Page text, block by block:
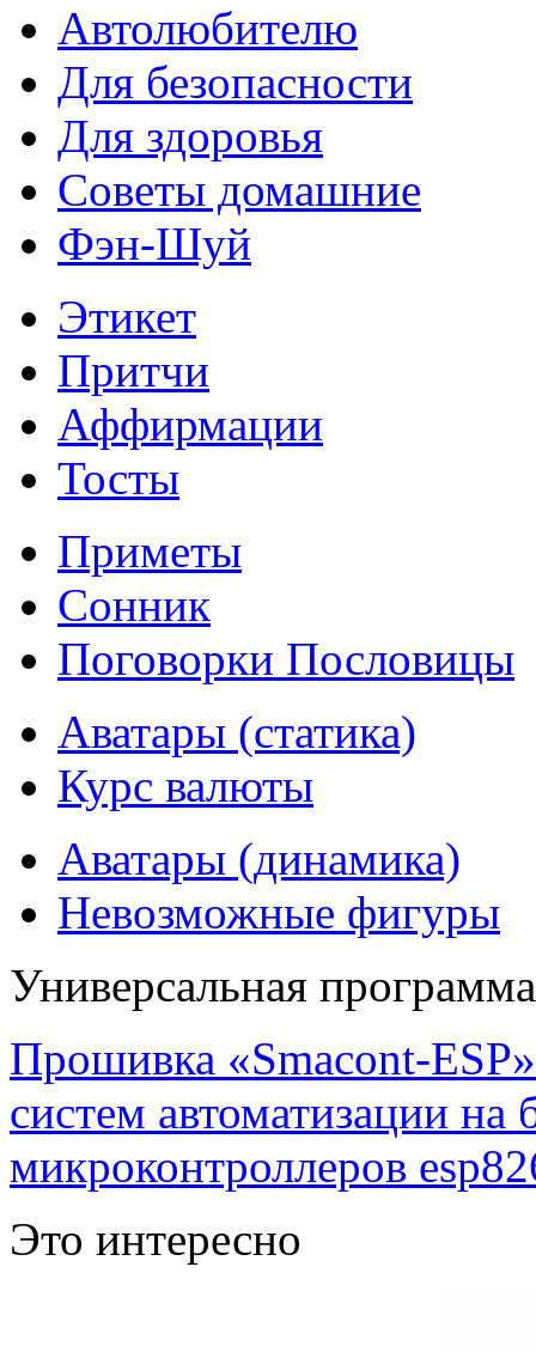
Автолюбителю
Для безопасности
Для здоровья
Советы домашние
Фэн-Шуй
Этикет
Притчи
Аффирмации
Тосты
Приметы
Сонник
Поговорки Пословицы
Аватары (статика)
Курс валюты
Аватары (динамика)
Невозможные фигуры
Универсальная
Прошивка «Smacont-
систем автоматизации
микроконтроллеров
Это интересно